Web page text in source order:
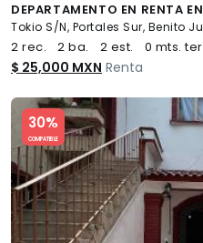
DEPARTAMENTO EN RENTA
Tokio S/N, Portales Sur, Benito
2 rec. 2 ba. 2 est. 0 mts.
$ 25,000 MXN Renta
30%
COMPATIBLE
Slide 1 of 5